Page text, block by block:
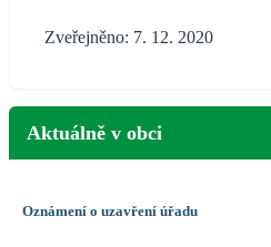
Zveřejněno: 7. 12. 2020
Aktuálně v obci
Oznámení o uzavření úřadu